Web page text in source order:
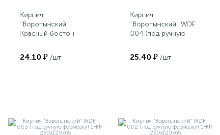
Кирпич
"Воротынский"
Красный бостон
24.10 ₽ /шт
Кирпич
"Воротынский" WDF
004 (под ручную
250х120х65
25.40 ₽ /шт